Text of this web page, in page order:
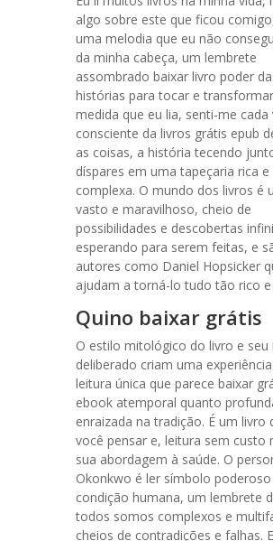
algo sobre este que ficou
uma melodia que eu não
da minha cabeça, um lembrete
assombrado baixar livro poder
histórias para tocar e
medida que eu lia, senti-me cada
consciente da livros grátis epub
as coisas, a história tecendo
díspares em uma tapeçaria rica e
complexa. O mundo dos livros é
vasto e maravilhoso, cheio de
possibilidades e descobertas
esperando para serem feitas, e
autores como Daniel Hopsicker
ajudam a torná-lo tudo tão rico e
Quino baixar grátis
O estilo mitológico do livro e seu
deliberado criam uma
leitura única que parece baixar
ebook atemporal quanto
enraizada na tradição. É um livro
você pensar e, leitura sem custo
sua abordagem à saúde. O
Okonkwo é ler símbolo poderoso
condição humana, um lembrete
todos somos complexos e
cheios de contradições e falhas.